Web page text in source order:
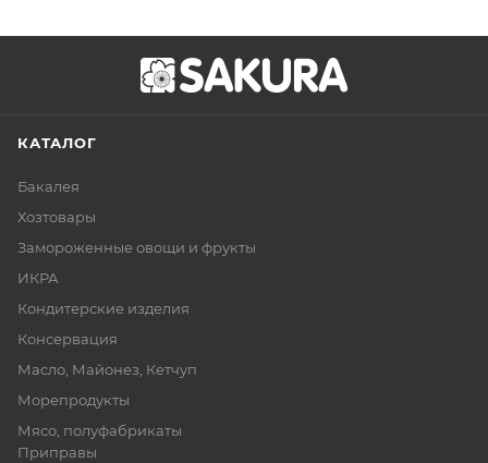
КАТАЛОГ
Бакалея
Хозтовары
Замороженные овощи и фрукты
ИКРА
Кондитерские изделия
Консервация
Масло, Майонез, Кетчуп
Морепродукты
Мясо, полуфабрикаты
Приправы